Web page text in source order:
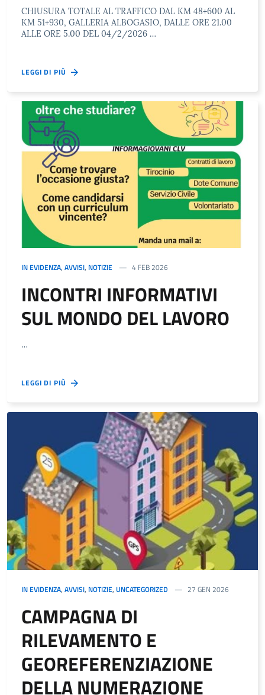
CHIUSURA TOTALE AL TRAFFICO DAL KM 48+600 AL
KM 51+930, GALLERIA ALBOGASIO, DALLE ORE 21.00
ALLE ORE 5.00 DEL 04/2/2026 …
LEGGI DI PIÙ
IN EVIDENZA, AVVISI, NOTIZIE 4 FEB 2026
INCONTRI INFORMATIVI
SUL MONDO DEL LAVORO
…
LEGGI DI PIÙ
IN EVIDENZA, AVVISI, NOTIZIE, UNCATEGORIZED 27 GEN 2026
CAMPAGNA DI
RILEVAMENTO E
GEOREFERENZIAZIONE
DELLA NUMERAZIONE